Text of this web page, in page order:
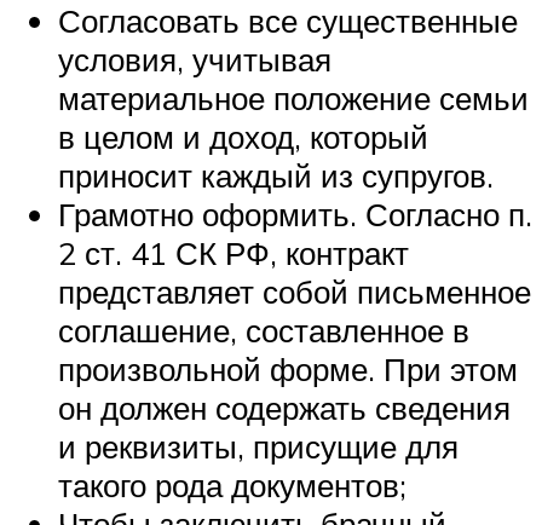
Согласовать все существенные
условия, учитывая
материальное положение семьи
в целом и доход, который
приносит каждый из супругов.
Грамотно оформить. Согласно п.
2 ст. 41 СК РФ, контракт
представляет собой письменное
соглашение, составленное в
произвольной форме. При этом
он должен содержать сведения
и реквизиты, присущие для
такого рода документов;